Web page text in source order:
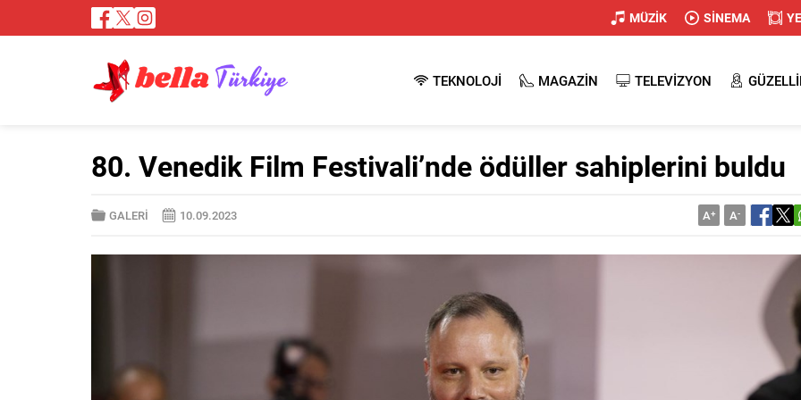
MÜZİK SİNEMA
TEKNOLOJİ MAGAZİN TELEVİZYON
80. Venedik Film Festivali’nde ödüller sahiplerini buldu
GALERİ 10.09.2023 A+ A-
Esra Bilgiç